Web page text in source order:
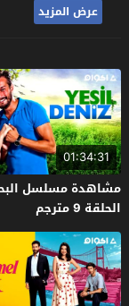
عرض المزيد
01:34:31
مشاهدة مسلسل
الحلقة 9 مترجم